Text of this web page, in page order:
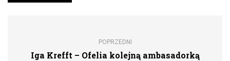
POPRZEDNI
Iga Krefft – Ofelia kolejną ambasadorką